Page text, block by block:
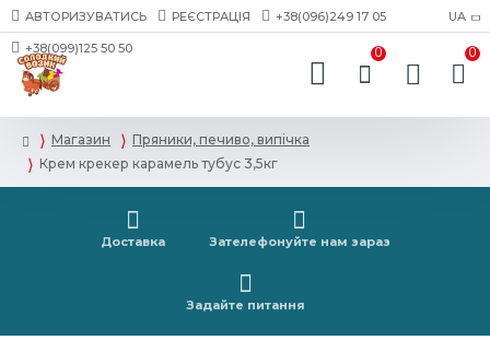
АВТОРИЗУВАТИСЬ РЕЄСТРАЦІЯ +38(096)249 17 05
+38(099)125 50 50
UA
0 0
Магазин
Пряники, печиво, випічка
Крем крекер карамель тубус 3,5кг
Доставка Зателефонуйте нам зараз
Задайте питання